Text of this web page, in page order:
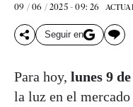
09 / 06 / 2025 - 09: 26
Seguir en
Para hoy, lunes 9
la luz en el